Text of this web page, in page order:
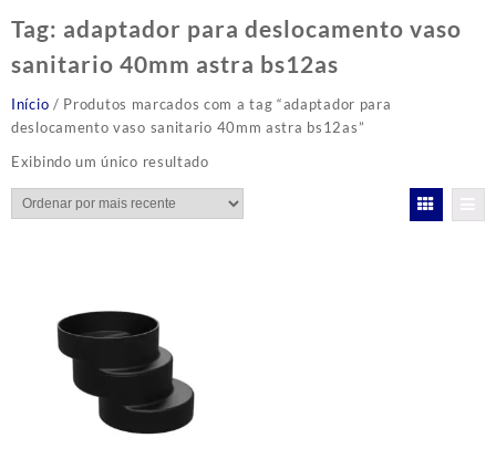
Tag: adaptador para deslocamento vaso
sanitario 40mm astra bs12as
Início / Produtos marcados com a tag “adaptador para
deslocamento vaso sanitario 40mm astra bs12as”
Exibindo um único resultado